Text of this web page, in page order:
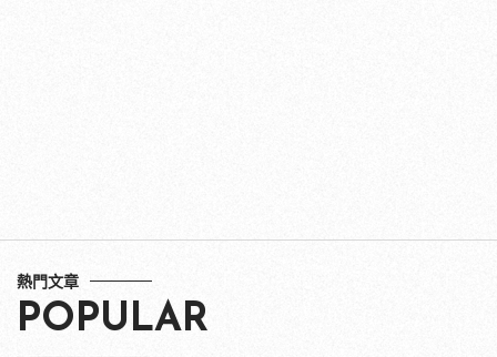
熱門文章
POPULAR